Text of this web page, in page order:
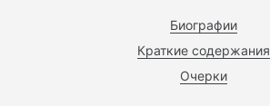
Биографии
Краткие содержания
Очерки